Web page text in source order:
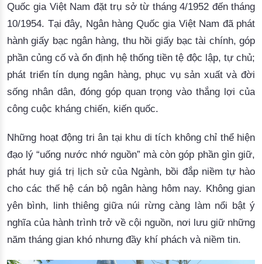
Quốc gia Việt Nam đặt trụ sở từ tháng 4/1952 đến tháng
10/1954. Tại đây, Ngân hàng Quốc gia Việt Nam đã phát
hành giấy bạc ngân hàng, thu hồi giấy bạc tài chính, góp
phần củng cố và ổn định hệ thống tiền tệ độc lập, tự chủ;
phát triển tín dụng ngân hàng, phục vụ sản xuất và đời
sống nhân dân, đóng góp quan trọng vào thắng lợi của
công cuộc kháng chiến, kiến quốc.
Những hoạt động tri ân tại khu di tích không chỉ thể hiện
đạo lý “uống nước nhớ nguồn” mà còn góp phần gìn giữ,
phát huy giá trị lịch sử củaNgành, bồi đắp niềm tự hào
cho các thế hệ cán bộ ngân hàng hôm nay. Không gian
yên bình, linh thiêng giữa núi rừng càng làm nổi bật ý
nghĩa của hành trình trở về cội nguồn, nơi lưu giữ những
năm tháng gian khó nhưng đầy khí phách và niềm tin.